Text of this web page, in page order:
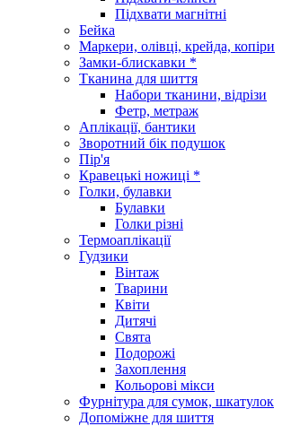
Підхвати магнітні
Бейка
Маркери, олівці, крейда, копіри
Замки-блискавки *
Тканина для шиття
Набори тканини, відрізи
Фетр, метраж
Аплікації, бантики
Зворотний бік подушок
Пір'я
Кравецькі ножиці *
Голки, булавки
Булавки
Голки різні
Термоаплікації
Гудзики
Вінтаж
Тварини
Квіти
Дитячі
Свята
Подорожі
Захоплення
Кольорові мікси
Фурнітура для сумок, шкатулок
Допоміжне для шиття